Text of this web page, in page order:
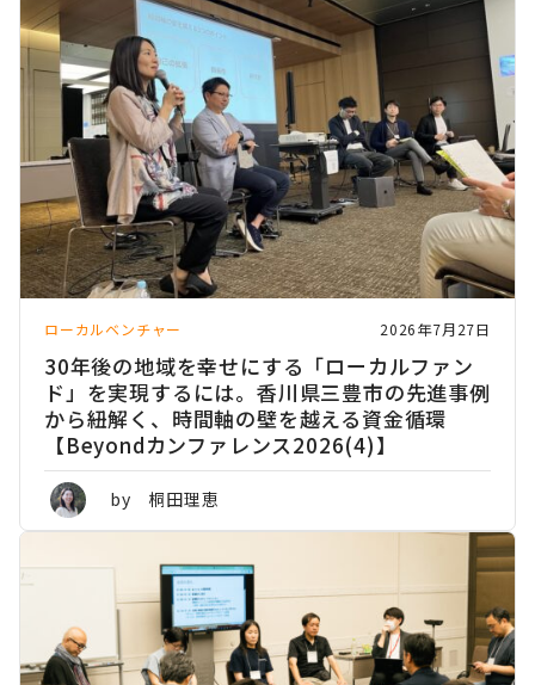
ローカルベンチャー 2026年7月27日
30年後の地域を幸せにする「ローカルファン
ド」を実現するには。香川県三豊市の先進事例
から紐解く、時間軸の壁を越える資金循環
【Beyondカンファレンス2026(4)】
by 桐田理恵